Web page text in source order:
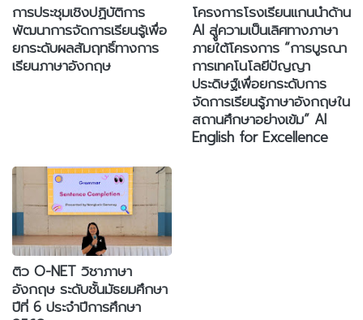
การประชุมเชิงปฏิบัติการ
พัฒนาการจัดการเรียนรู้เพื่อ
ยกระดับผลสัมฤทธิ์ทางการ
เรียนภาษาอังกฤษ
โครงการโรงเรียนแกนนำด้าน
AI สูู่ความเป็นเลิศทางภาษา
ภายใต้โครงการ “การบูรณา
การเทคโนโลยีปัญญา
ประดิษฐ์เพื่อยกระดับการ
จัดการเรียนรู้ภาษาอังกฤษใน
สถานศึกษาอย่างเข้ม” AI
English for Excellence
ติว O-NET วิชาภาษา
อังกฤษ ระดับชั้นมัธยมศึกษา
ปีที่ 6 ประจำปีการศึกษา